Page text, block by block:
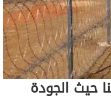
حيث الجودة